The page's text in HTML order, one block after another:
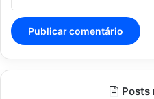
Posts